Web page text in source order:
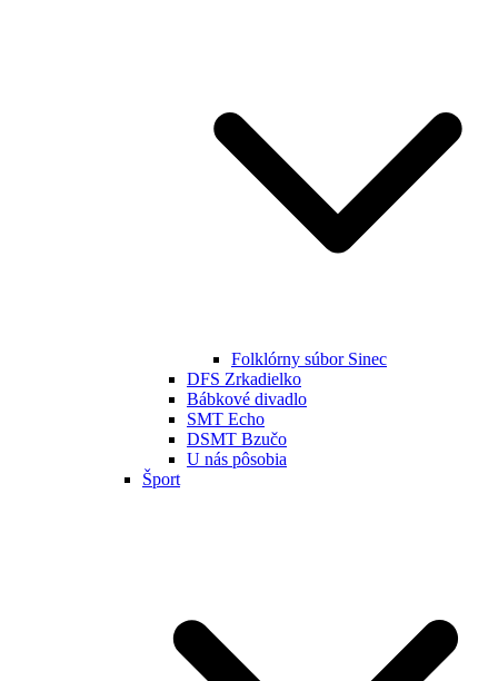
Folklórny súbor Sinec
DFS Zrkadielko
Bábkové divadlo
SMT Echo
DSMT Bzučo
U nás pôsobia
Šport